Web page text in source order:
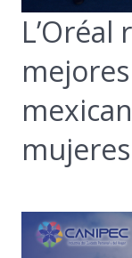
L’Oréal